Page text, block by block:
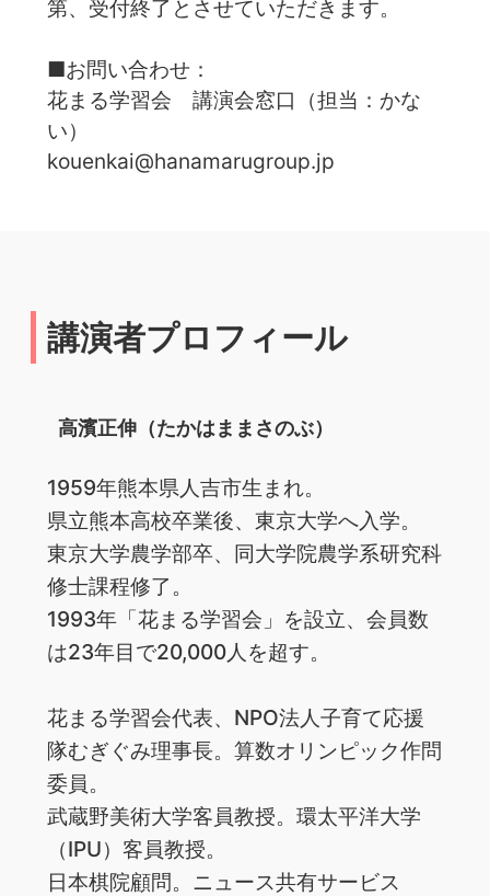
第、受付終了とさせていただきます。
■お問い合わせ：
花まる学習会 講演会窓口（担当：かな
い）
kouenkai@hanamarugroup.jp
講演者プロフィール
高濱正伸（たかはままさのぶ）
1959年熊本県人吉市生まれ。
県立熊本高校卒業後、東京大学へ入学。
東京大学農学部卒、同大学院農学系研究科
修士課程修了。
1993年「花まる学習会」を設立、会員数
は23年目で20,000人を超す。
花まる学習会代表、NPO法人子育て応援
隊むぎぐみ理事長。算数オリンピック作問
委員。
武蔵野美術大学客員教授。環太平洋大学
（IPU）客員教授。
日本棋院顧問。ニュース共有サービス